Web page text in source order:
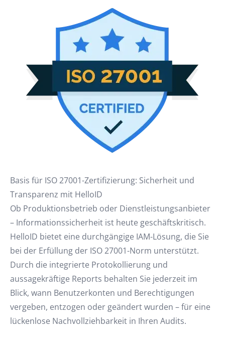
Basis für ISO 27001-Zertifizierung: Sicherheit und
Transparenz mit HelloID
Ob Produktionsbetrieb oder Dienstleistungsanbieter
– Informationssicherheit ist heute geschäftskritisch.
HelloID bietet eine durchgängige IAM-Lösung, die Sie
bei der Erfüllung der ISO 27001-Norm unterstützt.
Durch die integrierte Protokollierung und
aussagekräftige Reports behalten Sie jederzeit im
Blick, wann Benutzerkonten und Berechtigungen
vergeben, entzogen oder geändert wurden – für eine
lückenlose Nachvollziehbarkeit in Ihren Audits.